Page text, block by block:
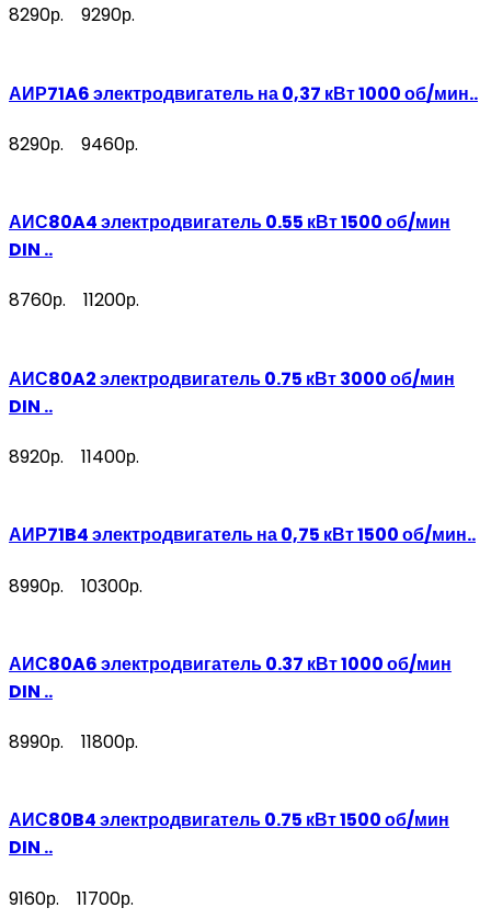
8290р. 9290р.
АИР71A6 электродвигатель на 0,37 кВт 1000 об/мин..
8290р. 9460р.
АИС80A4 электродвигатель 0.55 кВт 1500 об/мин
DIN ..
8760р. 11200р.
АИС80A2 электродвигатель 0.75 кВт 3000 об/мин
DIN ..
8920р. 11400р.
АИР71B4 электродвигатель на 0,75 кВт 1500 об/мин..
8990р. 10300р.
АИС80A6 электродвигатель 0.37 кВт 1000 об/мин
DIN ..
8990р. 11800р.
АИС80B4 электродвигатель 0.75 кВт 1500 об/мин
DIN ..
9160р. 11700р.